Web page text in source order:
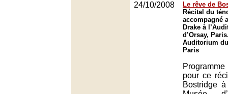
24/10/2008
Le rêve de
Récital du
accompagné
Drake à
d’Orsay,
Auditorium
Paris
pour ce
Bostridge